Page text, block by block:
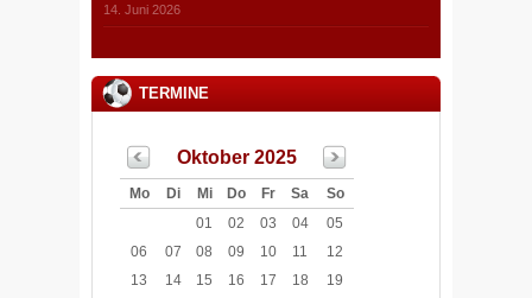
14. Juni 2026
TERMINE
Oktober 2025
Mo Di Mi Do Fr Sa
So
01
02 03 04
05
06
07 08 09 10 11
12
13
14 15 16 17 18
19